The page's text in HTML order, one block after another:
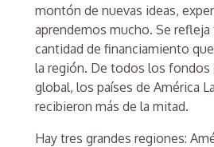
montón de nuevas ideas,
aprendemos mucho. Se refleja
cantidad de financiamiento
la región. De todos los fondos
global, los países de América
recibieron más de la mitad.
Hay tres grandes regiones: